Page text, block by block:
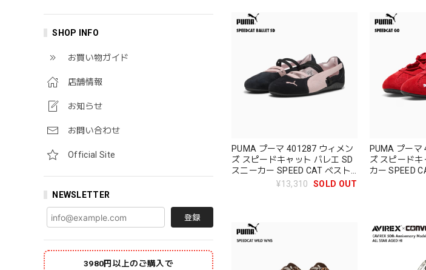
SHOP INFO
お買い物ガイド
店舗情報
お知らせ
お問い合わせ
Official Site
NEWSLETTER
登録
3980円以上のご購入で
PUMA プーマ 401287 ウィメン
ズ スピードキャット バレエ SD
スニーカー SPEED CAT ベスト
¥13,310 SOLD OUT
PUMA プー
ズ スピードキ
カー SPEED